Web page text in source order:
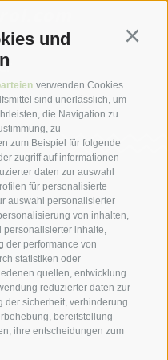
und
verwenden Cookies
sind unerlässlich, um
die Navigation zu
zu
zum Beispiel für folgende
zugriff auf informationen
daten zur auswahl
für personalisierte
auswahl personalisierter
von inhalten,
inhalte,
der performance von
statistiken oder
quellen, entwicklung
reduzierter daten zur
der sicherheit, verhinderung
bereitstellung
ihre entscheidungen zum